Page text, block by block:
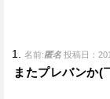
1. 名前:匿名 投稿日：
またプレバンか